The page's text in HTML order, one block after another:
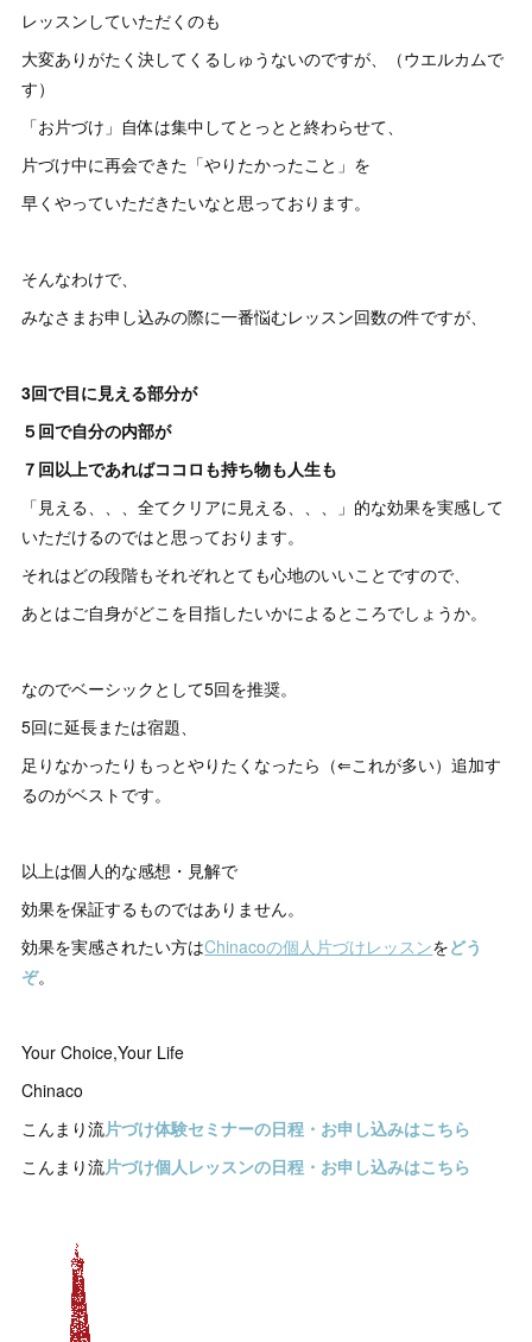
レッスンしていただくのも
大変ありがたく決してくるしゅうないのですが、（ウエルカムで
す）
「お片づけ」自体は集中してとっとと終わらせて、
片づけ中に再会できた「やりたかったこと」を
早くやっていただきたいなと思っております。
そんなわけで、
みなさまお申し込みの際に一番悩むレッスン回数の件ですが、
3回で目に見える部分が
５回で自分の内部が
７回以上であればココロも持ち物も人生も
「見える、、、全てクリアに見える、、、」的な効果を実感して
いただけるのではと思っております。
それはどの段階もそれぞれとても心地のいいことですので、
あとはご自身がどこを目指したいかによるところでしょうか。
なのでベーシックとして5回を推奨。
5回に延長または宿題、
足りなかったりもっとやりたくなったら（⇐これが多い）追加す
るのがベストです。
以上は個人的な感想・見解で
効果を保証するものではありません。
効果を実感されたい方はChinacoの個人片づけレッスンをどう
ぞ。
Your Choice,Your Life
Chinaco
こんまり流片づけ体験セミナーの日程・お申し込みはこちら
こんまり流片づけ個人レッスンの日程・お申し込みはこちら